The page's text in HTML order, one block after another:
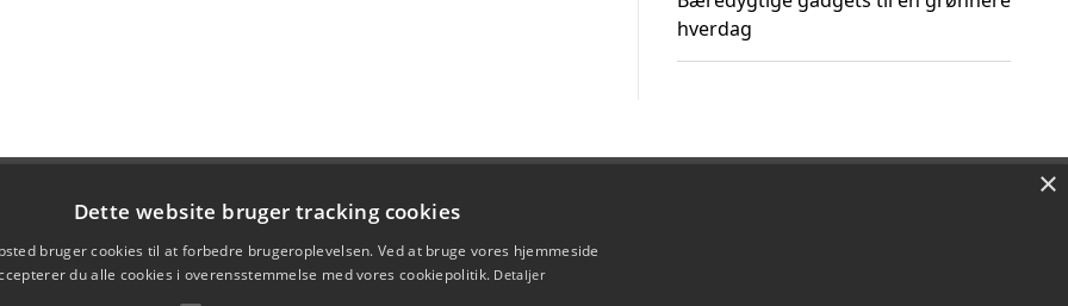
hverdag
×
Dette website bruger tracking cookies
bruger cookies til at forbedre brugeroplevelsen. Ved at bruge vores hjemmeside
du alle cookies i overensstemmelse med vores cookiepolitik. Detaljer